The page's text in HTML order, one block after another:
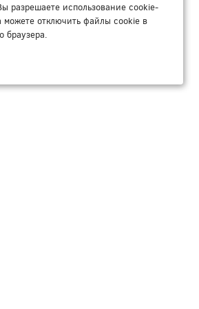
разрешаете использование cookie-
можете отключить файлы cookie в
браузера.